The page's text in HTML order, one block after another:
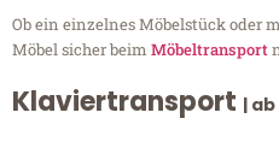
Ob ein einzelnes Möbelstück oder
Möbel sicher beim Möbeltransport
Klaviertransport |